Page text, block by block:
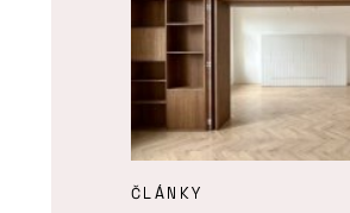
ČLÁNKY